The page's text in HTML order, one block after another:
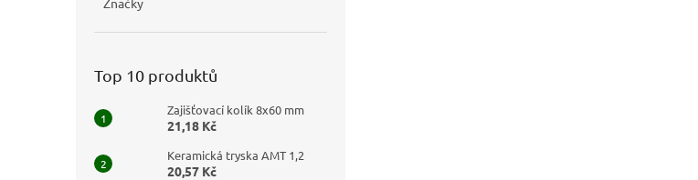
Top 10 produktů
Zajišťovací kolík 8x60 mm
21,18 Kč
Keramická tryska AMT 1,2
20,57 Kč